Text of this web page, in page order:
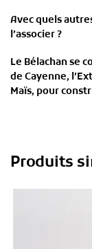
Avec quels
l’associer ?
Le Bélachan se
de Cayenne,
Maïs, pour
Produits